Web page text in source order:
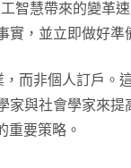
智慧帶來的變革
，並立即做好準
而非個人訂戶。
家與社會學家來提
重要策略。